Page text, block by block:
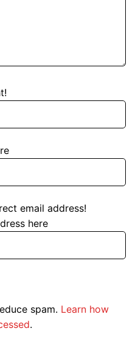
email address!
here
spam. Learn how
.